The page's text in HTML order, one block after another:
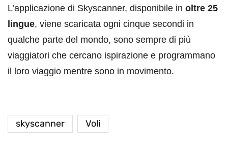
L’applicazione di Skyscanner, disponibile in oltre 25
lingue, viene scaricata ogni cinque secondi in
qualche parte del mondo, sono sempre di più
viaggiatori che cercano ispirazione e programmano
il loro viaggio mentre sono in movimento.
skyscanner Voli